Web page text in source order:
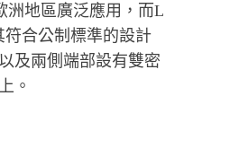
洲地區廣泛應用，而L
合公制標準的設計
及兩側端部設有雙密
。